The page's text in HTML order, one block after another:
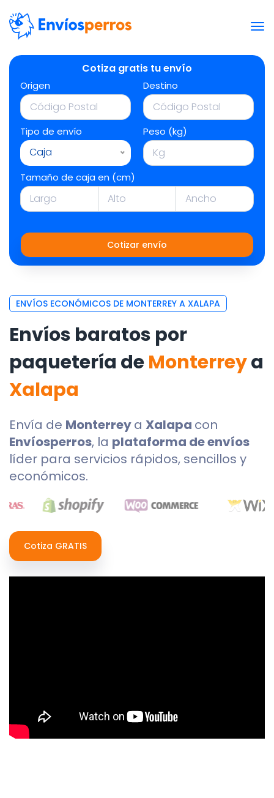
Cotiza gratis tu envío
Origen Destino
Tipo de envío
Caja
Peso (kg)
Tamaño de caja en (cm)
Cotizar envío
ENVÍOS ECONÓMICOS DE MONTERREY A XALAPA
Envíos baratos por
paquetería deMonterreya
Xalapa
Envía de Monterreya Xalapa con
Envíosperros, la plataforma de envíos
líder para servicios rápidos, sencillos y
económicos.
Cotiza GRATIS